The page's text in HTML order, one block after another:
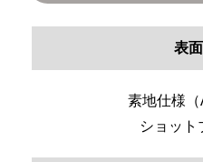
表
素地仕様（
ショット